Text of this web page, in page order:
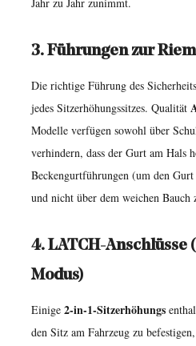
8.2
8.3
Neigungsverstellung
8.4
Armlehnen
9
Wann
ist
Kind
bereit,
Sitzerhöhung
vollständig
3. Führungen zur
Die richtige Führung des
jedes Sitzerhöhungssitzes. Qualität
Modelle verfügen sowohl über
verhindern, dass der Gurt am Hals
Beckengurtführungen (um den
und nicht über dem weichen Bauch
4. LATCH-Anschlüsse
Modus)
Einige 2-in-1-Sitzerhöhungs
den Sitz am Fahrzeug zu